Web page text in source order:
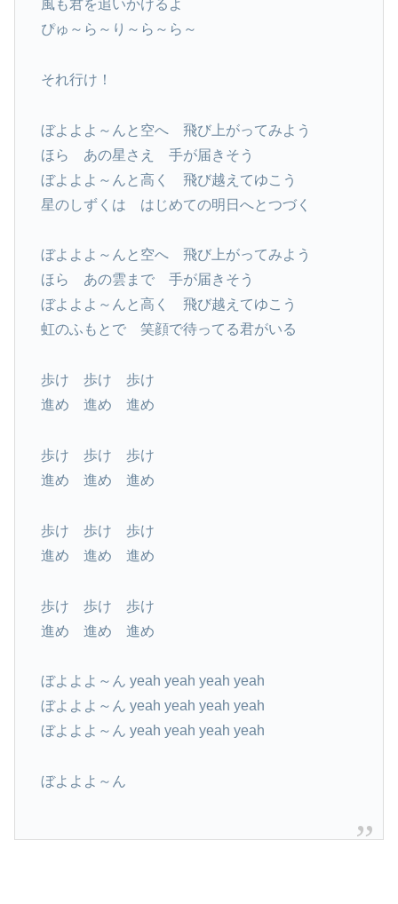
風も君を追いかけるよ
ぴゅ～ら～り～ら～ら～
それ行け！
ぼよよよ～んと空へ 飛び上がってみよう
ほら あの星さえ 手が届きそう
ぼよよよ～んと高く 飛び越えてゆこう
星のしずくは はじめての明日へとつづく
ぼよよよ～んと空へ 飛び上がってみよう
ほら あの雲まで 手が届きそう
ぼよよよ～んと高く 飛び越えてゆこう
虹のふもとで 笑顔で待ってる君がいる
歩け 歩け 歩け
進め 進め 進め
歩け 歩け 歩け
進め 進め 進め
歩け 歩け 歩け
進め 進め 進め
歩け 歩け 歩け
進め 進め 進め
ぼよよよ～ん yeah yeah yeah yeah
ぼよよよ～ん yeah yeah yeah yeah
ぼよよよ～ん yeah yeah yeah yeah
ぼよよよ～ん